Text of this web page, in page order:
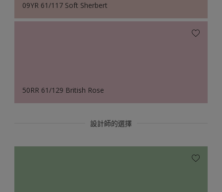
09YR 61/117 Soft Sherbert
50RR 61/129 British Rose
設計師的選擇